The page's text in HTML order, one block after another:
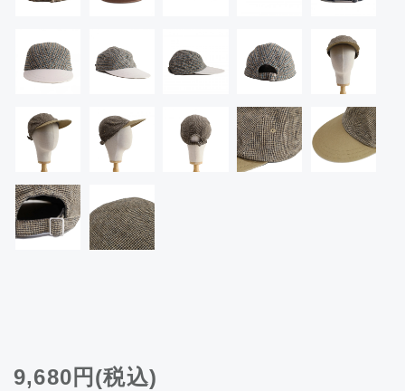
9,680円(税込)